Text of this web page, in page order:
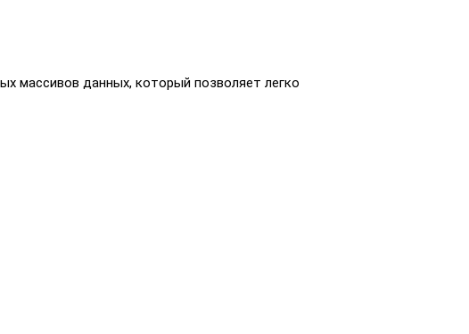
массивов данных, который позволяет легко